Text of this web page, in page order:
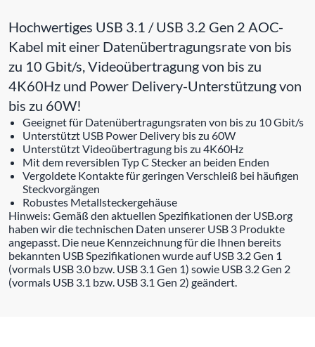
Hochwertiges USB 3.1 / USB 3.2 Gen 2 AOC-
Kabel mit einer Datenübertragungsrate von bis
zu 10 Gbit/s, Videoübertragung von bis zu
4K60Hz und Power Delivery-Unterstützung von
bis zu 60W!
Geeignet für Datenübertragungsraten von bis zu 10 Gbit/s
Unterstützt USB Power Delivery bis zu 60W
Unterstützt Videoübertragung bis zu 4K60Hz
Mit dem reversiblen Typ C Stecker an beiden Enden
Vergoldete Kontakte für geringen Verschleiß bei häufigen
Steckvorgängen
Robustes Metallsteckergehäuse
Hinweis: Gemäß den aktuellen Spezifikationen der USB.org
haben wir die technischen Daten unserer USB 3 Produkte
angepasst. Die neue Kennzeichnung für die Ihnen bereits
bekannten USB Spezifikationen wurde auf USB 3.2 Gen 1
(vormals USB 3.0 bzw. USB 3.1 Gen 1) sowie USB 3.2 Gen 2
(vormals USB 3.1 bzw. USB 3.1 Gen 2) geändert.